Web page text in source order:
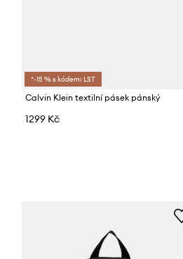
*-15 % s kódem: LST
Calvin Klein textilní pásek pánský
1299 Kč